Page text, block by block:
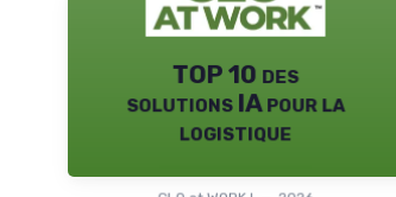
TOP 10 des
solutions IA pour la
logistique